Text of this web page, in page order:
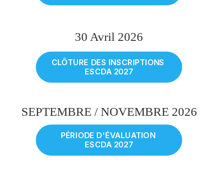
30 Avril 2026
CLÔTURE DES INSCRIPTIONS
ESCDA 2027
SEPTEMBRE / NOVEMBRE 2026
PÉRIODE D'ÉVALUATION
ESCDA 2027